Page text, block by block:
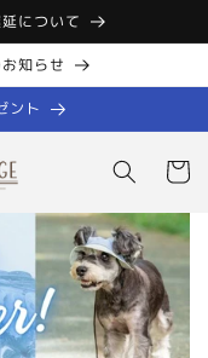
について
知らせ
ント
ー